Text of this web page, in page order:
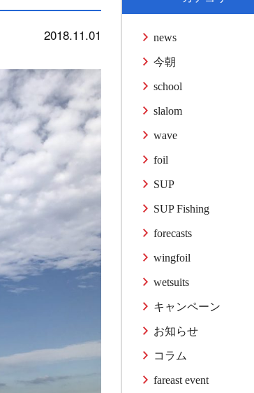
2018.11.01 news
今朝
school
slalom
wave
foil
SUP
SUP Fishing
forecasts
wingfoil
wetsuits
キャンペーン
お知らせ
コラム
fareast event